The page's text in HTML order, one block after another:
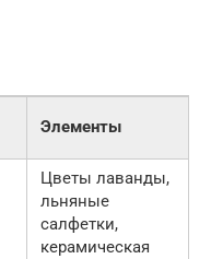
Элементы
Цветы лаванды,
льняные
салфетки,
керамическая